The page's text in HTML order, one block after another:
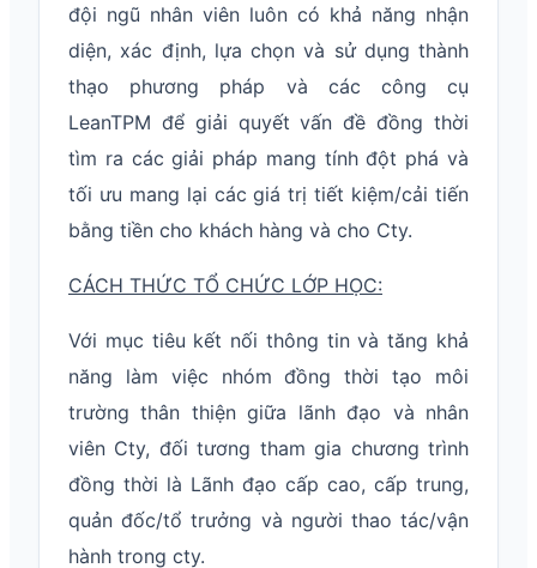
đội ngũ nhân viên luôn có khả năng nhận
diện, xác định, lựa chọn và sử dụng thành
thạo phương pháp và các công cụ
LeanTPM để giải quyết vấn đề đồng thời
tìm ra các giải pháp mang tính đột phá và
tối ưu mang lại các giá trị tiết kiệm/cải tiến
bằng tiền cho khách hàng và cho Cty.
CÁCH THỨC TỔ CHỨC LỚP HỌC:
Với mục tiêu kết nối thông tin và tăng khả
năng làm việc nhóm đồng thời tạo môi
trường thân thiện giữa lãnh đạo và nhân
viên Cty, đối tương tham gia chương trình
đồng thời là Lãnh đạo cấp cao, cấp trung,
quản đốc/tổ trưởng và người thao tác/vận
hành trong cty.